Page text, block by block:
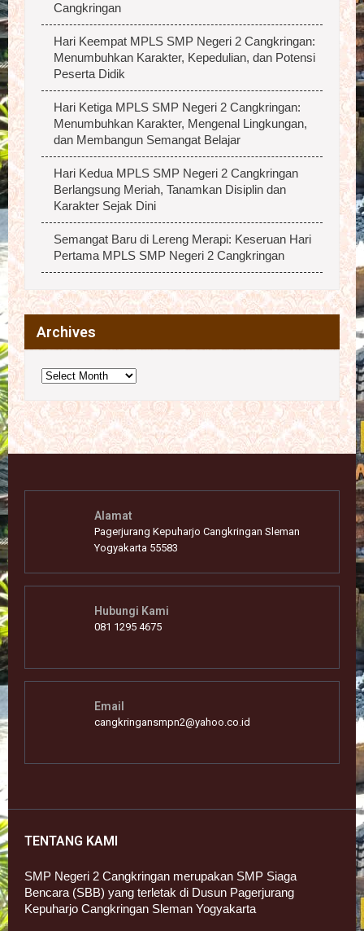
Cangkringan
Hari Keempat MPLS SMP Negeri 2 Cangkringan:
Menumbuhkan Karakter, Kepedulian, dan Potensi
Peserta Didik
Hari Ketiga MPLS SMP Negeri 2 Cangkringan:
Menumbuhkan Karakter, Mengenal Lingkungan,
dan Membangun Semangat Belajar
Hari Kedua MPLS SMP Negeri 2 Cangkringan
Berlangsung Meriah, Tanamkan Disiplin dan
Karakter Sejak Dini
Semangat Baru di Lereng Merapi: Keseruan Hari
Pertama MPLS SMP Negeri 2 Cangkringan
Archives
Archives
Alamat
Pagerjurang Kepuharjo Cangkringan Sleman
Yogyakarta 55583
Hubungi Kami
081 1295 4675
Email
cangkringansmpn2@yahoo.co.id
TENTANG KAMI
SMP Negeri 2 Cangkringan merupakan SMP Siaga
Bencara (SBB) yang terletak di Dusun Pagerjurang
Kepuharjo Cangkringan Sleman Yogyakarta